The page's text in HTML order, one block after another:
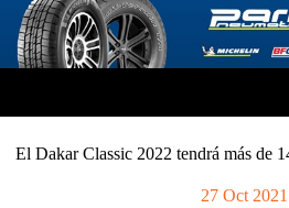
El Dakar Classic 2022 tendrá más de
27 Oct 2021